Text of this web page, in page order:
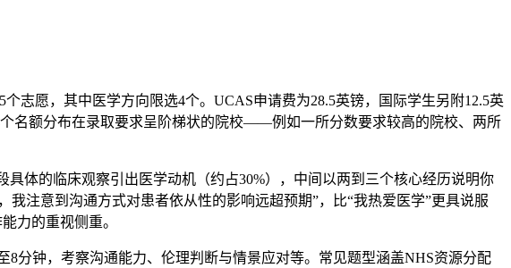
志愿，其中医学方向限选4个。UCAS申请费为28.5英镑，国际学生另附12.5英
名额分布在录取要求呈阶梯状的院校——例如一所分数要求较高的院校、两所
体的临床观察引出医学动机（约占30%），中间以两到三个核心经历说明你
注意到沟通方式对患者依从性的影响远超预期”，比“我热爱医学”更具说服
力的重视侧重。
分钟，考察沟通能力、伦理判断与情景应对等。常见题型涵盖NHS资源分配